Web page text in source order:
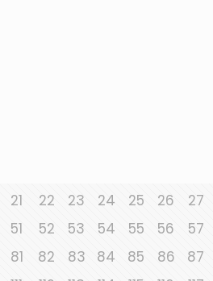
21 22 23 24 25 26 27
51 52 53 54 55 56 57
81 82 83 84 85 86 87